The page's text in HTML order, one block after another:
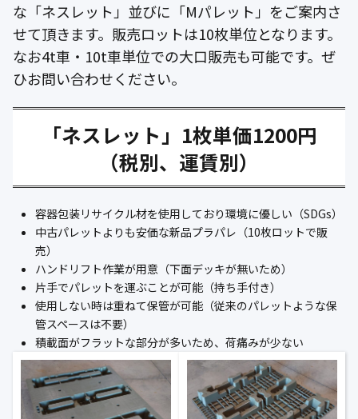
梱包資材 ▼
イラン情勢まとめ
公式ブログ
🇺🇸🇰🇷🇹🇼🇻🇳
な「ネスレット」並びに「Mパレット」をご案内さ
せて頂きます。販売ロットは10枚単位となります。
なお4t車・10t車単位での大口販売も可能です。ぜ
ひお問い合わせください。
「ネスレット」1枚単価1200円
（税別、運賃別）
容器包装リサイクル材を使用しており環境に優しい（SDGs）
中古パレットよりも安価な新品プラパレ（10枚ロットで販
売）
ハンドリフト作業が用意（下面デッキが無いため）
片手でパレットを運ぶことが可能（持ち手付き）
使用しない時は重ねて保管が可能（従来のパレットような保
管スペースは不要）
積載面がフラットな部分が多いため、荷痛みが少ない